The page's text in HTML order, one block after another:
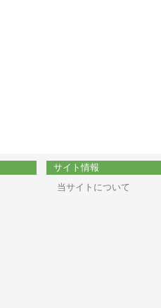
サイト情報
当サイトについて